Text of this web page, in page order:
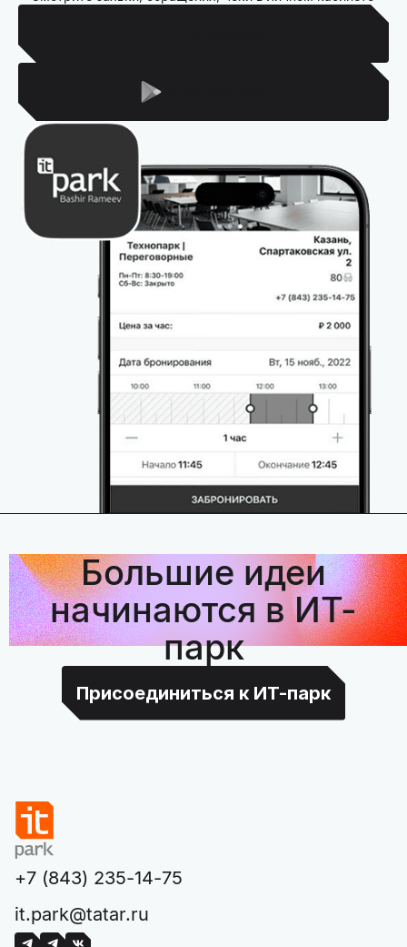
Большие идеи
начинаются в ИТ-
парк
Присоединиться к ИТ-парк
+7 (843) 235-14-75
it.park@tatar.ru